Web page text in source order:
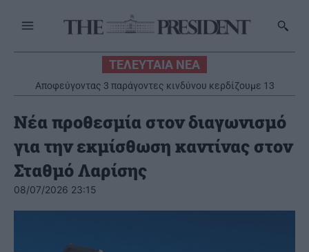
ΤΕΛΕΥΤΑΙΑ ΝΕΑ
Αποφεύγοντας 3 παράγοντες κινδύνου κερδίζουμε 13
επιπλέον χρόνια χωρίς άνοια
Νέα προθεσμία στον διαγωνισμό
για την εκμίσθωση καντίνας στον
Σταθμό Λαρίσης
08/07/2026 23:15